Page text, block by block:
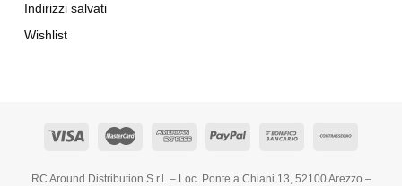
Indirizzi salvati
Wishlist
RC Around Distribution S.r.l. – Loc. Ponte a Chiani 13, 52100 Arezzo –